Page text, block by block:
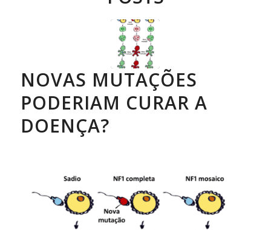
NOVAS MUTAÇÕES
PODERIAM CURAR A
DOENÇA?